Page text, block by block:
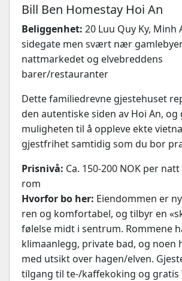
Bill Ben Homestay Hoi An
Beliggenhet: 20 Luu Quy Ky, Minh
sidegate men svært nær
nattmarkedet og elvebreddens
barer/restauranter
Dette familiedrevne gjestehuset
den autentiske siden av Hoi An, og
muligheten til å oppleve ekte
gjestfrihet samtidig som du bor
Prisnivå: Ca. 150-200 NOK per
rom
Hvorfor bo her: Eiendommen er
ren og komfortabel, og tilbyr en
følelse midt i sentrum. Rommene
klimaanlegg, private bad, og noen
med utsikt over hagen/elven.
tilgang til te-/kaffekoking og gratis